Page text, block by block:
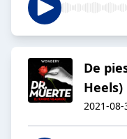
De
Heels)
2021-08-